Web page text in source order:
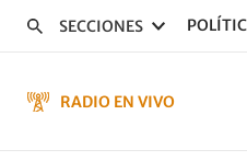
SECCIONES
RADIO EN VIVO